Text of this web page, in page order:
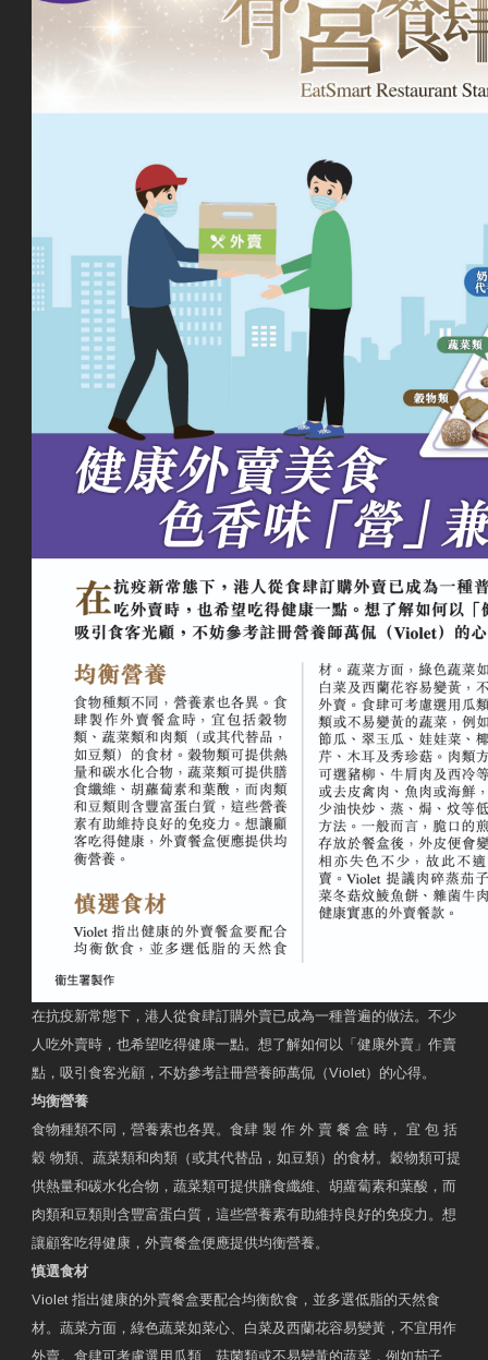
在抗疫新常態下，港人從食肆訂購外賣已成為一種普遍的做法。不少
人吃外賣時，也希望吃得健康一點。想了解如何以「健康外賣」作賣
點，吸引食客光顧，不妨參考註冊營養師萬侃（Violet）的心得。
均衡營養
食物種類不同，營養素也各異。食肆 製 作 外 賣 餐 盒 時， 宜 包 括
穀 物類、蔬菜類和肉類（或其代替品，如豆類）的食材。穀物類可提
供熱量和碳水化合物，蔬菜類可提供膳食纖維、胡蘿蔔素和葉酸，而
肉類和豆類則含豐富蛋白質，這些營養素有助維持良好的免疫力。想
讓顧客吃得健康，外賣餐盒便應提供均衡營養。
慎選食材
Violet 指出健康的外賣餐盒要配合均衡飲食，並多選低脂的天然食
材。蔬菜方面，綠色蔬菜如菜心、白菜及西蘭花容易變黃，不宜用作
外賣。食肆可考慮選用瓜類、菇菌類或不易變黃的蔬菜，例如茄子、